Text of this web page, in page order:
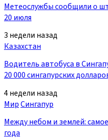
Метеослужбы сообщили о
20 июля
3 недели назад
Казахстан
Водитель автобуса в
20 000 сингапурских
4 недели назад
МирСингапур
Между небом и землей:
года